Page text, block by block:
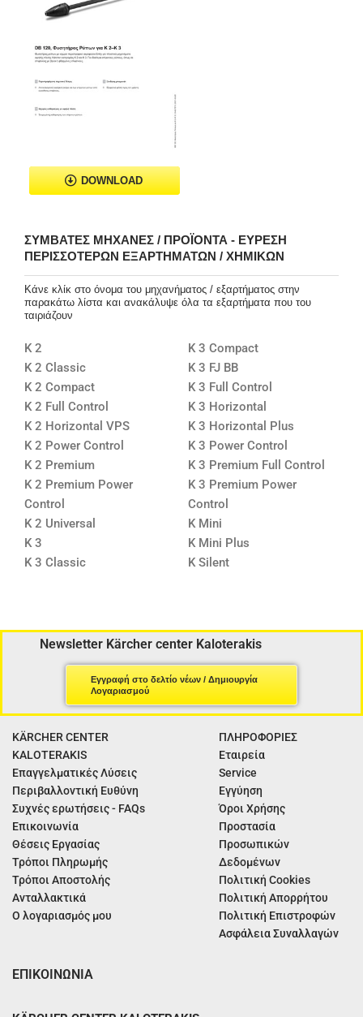
DOWNLOAD
ΣΥΜΒΑΤΈΣ ΜΗΧΑΝΈΣ / ΠΡΟΪΌΝΤΑ - ΕΎΡΕΣΗ
ΠΕΡΙΣΣΌΤΕΡΩΝ ΕΞΑΡΤΗΜΆΤΩΝ / ΧΗΜΙΚΏΝ
Κάνε κλίκ στο όνομα του μηχανήματος / εξαρτήματος στην
παρακάτω λίστα και ανακάλυψε όλα τα εξαρτήματα που του
ταιριάζουν
K 2
K 2 Classic
K 2 Compact
K 2 Full Control
K 2 Horizontal VPS
K 2 Power Control
K 2 Premium
K 2 Premium Power
Control
K 2 Universal
K 3
K 3 Classic
K 3 Compact
K 3 FJ BB
K 3 Full Control
K 3 Horizontal
K 3 Horizontal Plus
K 3 Power Control
K 3 Premium Full Control
K 3 Premium Power
Control
K Mini
K Mini Plus
K Silent
Newsletter Kärcher center Kaloterakis
Εγγραφή στο δελτίο νέων / Δημιουργία
Λογαριασμού
KÄRCHER CENTER
KALOTERAKIS
Επαγγελματικές Λύσεις
Περιβαλλοντική Ευθύνη
Συχνές ερωτήσεις - FAQs
Επικοινωνία
Θέσεις Εργασίας
Τρόποι Πληρωμής
Τρόποι Αποστολής
Ανταλλακτικά
Ο λογαριασμός μου
ΠΛΗΡΟΦΟΡΙΕΣ
Εταιρεία
Service
Εγγύηση
Όροι Χρήσης
Προστασία
Προσωπικών
Δεδομένων
Πολιτική Cookies
Πολιτική Απορρήτου
Πολιτική Επιστροφών
Ασφάλεια Συναλλαγών
ΕΠΙΚΟΙΝΩΝΙΑ